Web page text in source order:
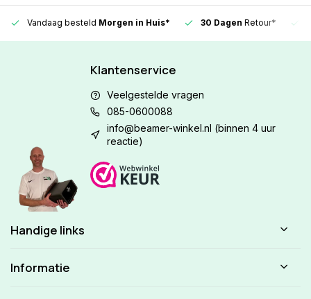
Vandaag besteld Morgen in Huis* 30 Dagen Retour*
Klantenservice
Veelgestelde vragen
085-0600088
info@beamer-winkel.nl (binnen 4 uur
reactie)
Handige links
Informatie